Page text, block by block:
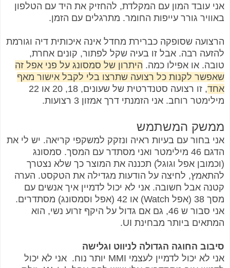
אני עובד המון עם המקלדת, להחזיק את היד עם הטלפון
באוויר גורר עייפות החומר. מתרגלים עם הזמן.
הרצועה שסופקה כברירת מחדל אינה איכותית דיה וגורמת
להזעה רבה. אבל זו בעיה שקל לפתור, קונים אחרת,
טובה. או אפילו כמה. היתרון של סמסונג על פני אפל זה
שאפשר לקנות כל רצועה שתרצו בלי לקבל אישור מאף
אחד
, זו רצועה סטנדרטית של שעונים, 18, 20 או 22
מילימטר רוחב. אני הזמנתי דרך אמזון 3 רצועות.
ממשק המשתמש
אני בחור עם בעיות ראיה ונזקק למשקפי קריאה. יש לי את
הדגם 46 מילימטר ואני מסתדר עם המסך. סמסונג
(וכמובן אפל וגוגל) תכננה את המוצר כך שלא נצטרך
להתאמץ, לחיצה על הודעות מגדילה את הטקסט. הערה
קטנה אבל חשובה. אני לא יכול לדמיין איך אנשים עם
מסך 38 (אפל Watch) או 42 (אפל וסמסונג) מסתדרים.
אני סבור ש 46, גם אם גדול על היקף זרוע נשי, הוא
המתאים ביותר מבחינת UI.
סיבוב החוגה הגדולה לניווט וגלישה
אני לא יכול לדמיין לעצמי MMI יותר נוח. אני לא יכול